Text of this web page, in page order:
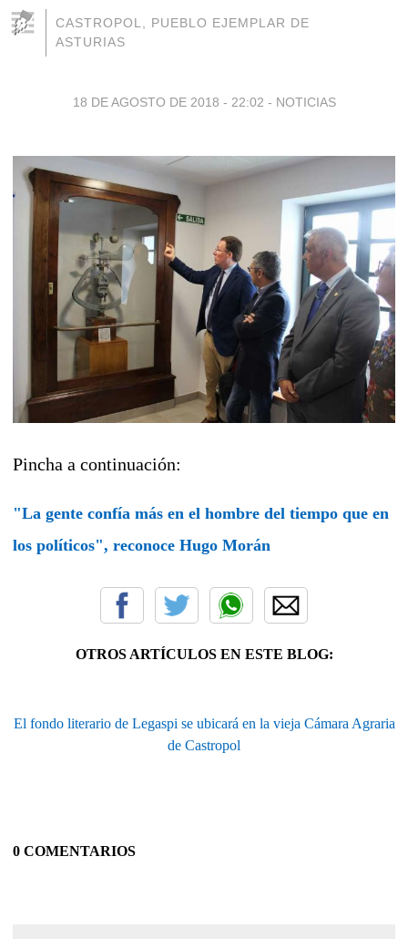
CASTROPOL, PUEBLO EJEMPLAR DE
ASTURIAS
18 DE AGOSTO DE 2018 - 22:02 - NOTICIAS
Pincha a continuación:
"La gente confía más en el hombre del tiempo que en
los políticos", reconoce Hugo Morán
OTROS ARTÍCULOS EN ESTE BLOG:
El fondo literario de Legaspi se ubicará en la vieja Cámara Agraria
de Castropol
0 COMENTARIOS